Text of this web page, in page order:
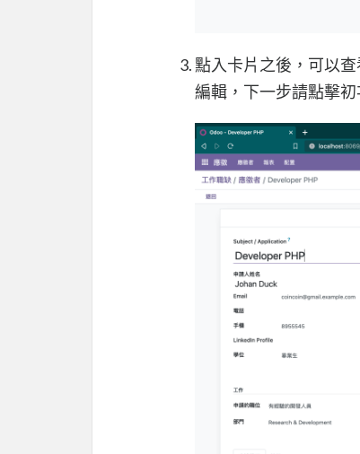
點入卡片之後，可以
編輯，下一步請點擊